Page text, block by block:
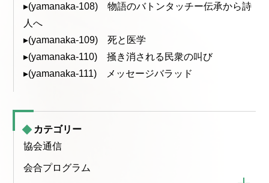
▸(yamanaka-108) 物語のバトンタッチー伝承から詩
人へ
▸(yamanaka-109) 死と医学
▸(yamanaka-110) 掻き消される民衆の叫び
▸(yamanaka-111) メッセージバラッド
カテゴリー
協会通信
会合プログラム